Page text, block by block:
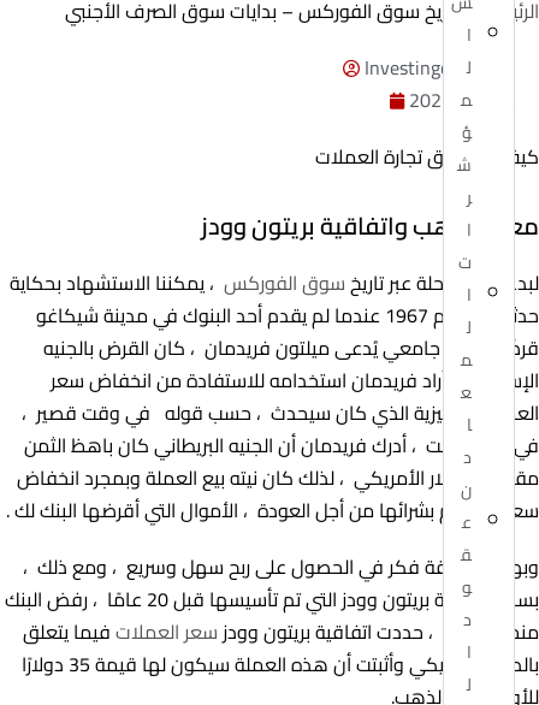
ا
ل
م
ؤ
ش
ر
ا
ت
ا
ل
م
ع
ا
د
ن
ع
ق
و
د
ا
ل
الرئيسية »تاريخ سوق الفوركس – بدايات سوق الصرف الأجنبي
Investingor Admin
كيف بدا سوق تجارة العملات
معيار الذهب واتفاقية بريتون وودز
لبدء هذه الرحلة عبر تاريخسوق الفوركس ، يمكننا الاستشهاد بحكاية
حدثت في عام 1967 عندما لم يقدم أحد البنوك في مدينة شيكاغو
قرضًا لأستاذ جامعي يُدعى ميلتون فريدمان ، كان القرض بالجنيه
الإسترليني وأراد فريدمان استخدامه للاستفادة من انخفاض سعر
العملة الإنجليزية الذي كان سيحدث ، حسب قوله في وقت قصير ،
في ذلك الوقت ، أدرك فريدمان أن الجنيه البريطاني كان باهظ الثمن
مقارنة بالدولار الأمريكي ، لذلك كان نيته بيع العملة وبمجرد انخفاض
سعرها ، قم بشرائها من أجل العودة ، الأموال التي أقرضها البنك لك .
وبهذه الطريقة فكر في الحصول على ربح سهل وسريع ، ومع ذلك ،
بسبب اتفاقية بريتون وودز التي تم تأسيسها قبل 20 عامًا ، رفض البنك
منحه القرض ، حددت اتفاقية بريتون وودز سعر العملاتفيما يتعلق
بالدولار الأمريكي وأثبتت أن هذه العملة سيكون لها قيمة 35 دولارًا
للأوقية من الذهب.